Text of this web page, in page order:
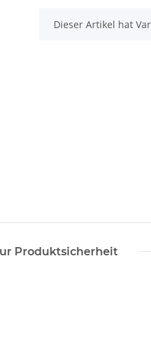
x
Dieser Artikel hat
Produktsicherheit